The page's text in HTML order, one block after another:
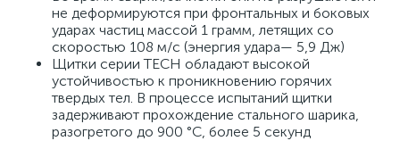
не деформируются при фронтальных и боковых
ударах частиц массой 1 грамм, летящих со
скоростью 108 м/с (энергия удара— 5,9 Дж)
Щитки серии TECH обладают высокой
устойчивостью к проникновению горячих
твердых тел. В процессе испытаний щитки
задерживают прохождение стального шарика,
разогретого до 900 °С, более 5 секунд